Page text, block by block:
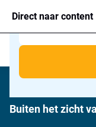
Direct naar content
Agressie
Man-down &
Voor wie
Toepassingen
Bij
Buiten het zicht